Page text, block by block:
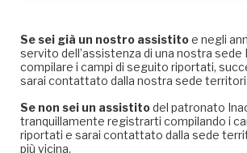
Se sei già un nostro assistitoe negli
servito dell’assistenza di una nostra sede
compilare i campi di seguito riportati,
sarai contattato dalla nostra sede
Se non sei un assistitodel patronato
tranquillamente registrarti compilando i
riportati e sarai contattato dalla sede
più vicina.